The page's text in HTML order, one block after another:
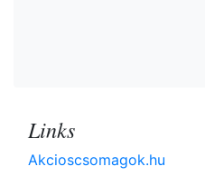
Links
Akcioscsomagok.hu